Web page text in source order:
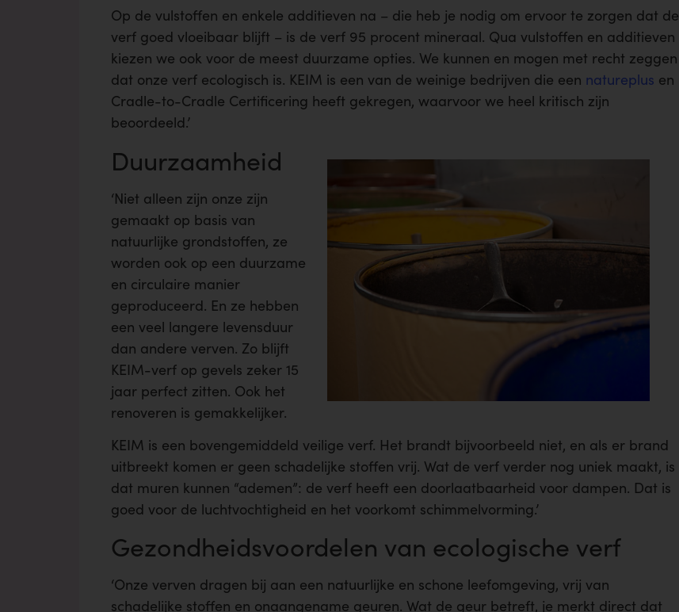
Op de vulstoffen en enkele additieven na – die heb je nodig om ervoor te zorgen dat de
verf goed vloeibaar blijft – is de verf 95 procent mineraal. Qua vulstoffen en additieven
kiezen we ook voor de meest duurzame opties. We kunnen en mogen met recht zeggen
dat onze verf ecologisch is. KEIM is een van de weinige bedrijven die een natureplus en
Cradle-to-Cradle Certificering heeft gekregen, waarvoor we heel kritisch zijn
beoordeeld.’
Duurzaamheid
‘Niet alleen zijn onze zijn
gemaakt op basis van
natuurlijke grondstoffen, ze
worden ook op een duurzame
en circulaire manier
geproduceerd. En ze hebben
een veel langere levensduur
dan andere verven. Zo blijft
KEIM-verf op gevels zeker 15
jaar perfect zitten. Ook het
renoveren is gemakkelijker.
KEIM is een bovengemiddeld veilige verf. Het brandt bijvoorbeeld niet, en als er brand
uitbreekt komen er geen schadelijke stoffen vrij. Wat de verf verder nog uniek maakt, is
dat muren kunnen “ademen”: de verf heeft een doorlaatbaarheid voor dampen. Dat is
goed voor de luchtvochtigheid en het voorkomt schimmelvorming.’
Gezondheidsvoordelen van ecologische verf
‘Onze verven dragen bij aan een natuurlijke en schone leefomgeving, vrij van
schadelijke stoffen en onaangename geuren. Wat de geur betreft, je merkt direct dat